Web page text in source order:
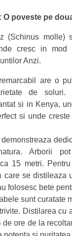
O poveste pe
(Schinus molle)
cresc in mod
Anzi.
are o
de soluri.
si in Kenya,
si unde
Arborii
15 metri.
care se distileaza
folosesc bete
sunt curatate
Distilarea cu
de ore de la